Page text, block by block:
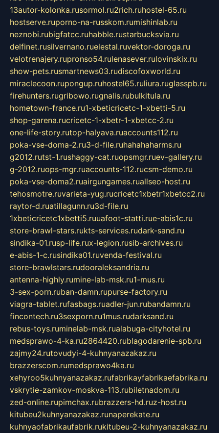
13autor-kolonka.rusormol.ru2rich.ruhostel-65.ru
hostserve.ruporno-na-russkom.rumishinlab.ru
neznobi.rubigfatcc.ruhabble.rustarbucksvia.ru
delfinet.rusilvernano.ruelestal.ruvektor-doroga.ru
velotrenajery.rupronso54.rulenasever.rulovinskix.ru
show-pets.rusmartnews03.rudiscofoxworld.ru
miraclecoon.rupongup.ruhostel65.ruliura.ruglasspb.ru
firehunters.rugribowo.rugnalis.rubulkitula.ru
hometown-france.ru1-xbeticricetc-1-xbetti-5.ru
shop-garena.rucricetc-1-xbetr-1-xbetcc-2.ru
one-life-story.rutop-halyava.ruaccounts112.ru
poka-vse-doma-2.ru3-d-file.ruhahahaharms.ru
g2012.rutst-1.rushaggy-cat.ruopsmgr.ruev-gallery.ru
g-2012.ruops-mgr.ruaccounts-112.rucsm-demo.ru
poka-vse-doma2.ruairgungames.ruallseo-host.ru
tehosmotre.ruvarieta-yug.rucricetc1xbetr1xbetcc2.ru
raytor-d.ruatillagunn.ru3d-file.ru
1xbeticricetc1xbetti5.ruuafoot-statti.rue-abis1c.ru
store-brawl-stars.rukts-services.rudark-sand.ru
sindika-01.rusp-life.rux-legion.rusib-archives.ru
e-abis-1-c.rusindika01.ruvenda-festival.ru
store-brawlstars.rudooraleksandria.ru
antenna-highly.rumine-lab-msk.ru1-mus.ru
3-sex-porn.ruban-damn.rupurse-factory.ru
viagra-tablet.rufasbags.ruadler-jun.rubandamn.ru
fincontech.ru3sexporn.ru1mus.rudarksand.ru
rebus-toys.ruminelab-msk.rualabuga-cityhotel.ru
medsprawo-4-ka.ru2864420.rublagodarenie-spb.ru
zajmy24.rutovudyi-4-kuhnyanazakaz.ru
brazzerscom.rumedsprawo4ka.ru
xehyroo5kuhnyanazakaz.rufabrikayfabrikaefabrika.ru
vskrytie-zamkov-moskva-113.rubiletnadom.ru
zed-online.rupimchax.rubrazzers-hd.ruz-host.ru
kitubeu2kuhnyanazakaz.runaperekate.ru
kuhnyaofabrikaufabrik.rukitubeu-2-kuhnyanazakaz.ru